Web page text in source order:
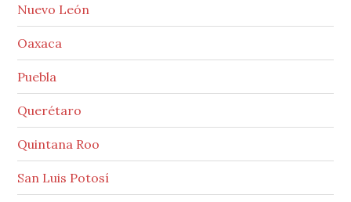
Nuevo León
Oaxaca
Puebla
Querétaro
Quintana Roo
San Luis Potosí